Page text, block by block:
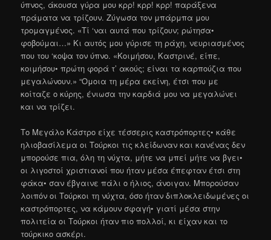
ύπνος, άκουσα γύρα μου κρρ! κρρ! κρρ! παράξενα
πράματα να τρίζουν. Ζύγωσα τον μπάρμπα μου
τρομαγμένος. «Τί ‘ναι αυτά που τρίζουν; ρώτησα•
φοβούμαι…» Κι αυτός μου γύρισε τη ράχη, νευριασμένος
που του ‘κοψα τον ύπνο. «Κοιμήσου, Καστρινέ, είπε,
κοιμήσου• πρώτη φορά τ’ ακούς; είναι τα καρπούζια που
μεγαλώνουν.» “Ομοια τη μέρα εκείνη, έτσι που με
κοίταζε ο κύρης, ένιωσα την καρδιά μου να μεγαλώνει
και να τρίζει.
Το Μεγάλο Κάστρο είχε τέσσερις καστρόπορτες• κάθε
ηλιοβασίλεμα οι Τούρκοι τις κλείδωναν και κανένας δεν
μπορούσε πια, όλη τη νύχτα, μήτε να μπεί μήτε να βγει•
οι λιγοστοί χριστιανοί που ήταν μέσα έπεφταν έτσι στη
φάκα• σαν έβγαινε πάλι ο ήλιος, άνοιγαν. Μπορούσαν
λοιπόν οι Τούρκοι τη νύχτα, όσο ήταν διπλοκλειδωμένες οι
καστρόπορτες, να κάμουν σφαγή• γιατί μέσα στην
πολιτεία οι Τούρκοι ήταν πιο πολλοί, κι είχαν και το
τούρκικο ασκέρι.